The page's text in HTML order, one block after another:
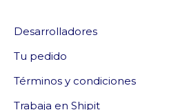
Desarrolladores
Tu pedido
Términos y condiciones
Trabaja en Shipit